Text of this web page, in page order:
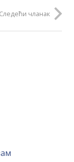
Следећи чланак